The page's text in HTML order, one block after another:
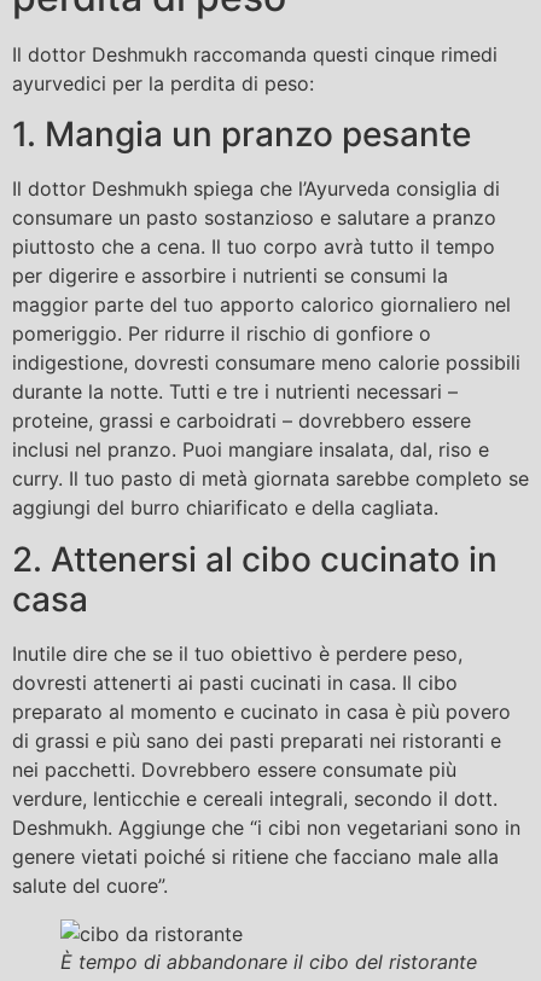
Il dottor Deshmukh raccomanda questi cinque rimedi
ayurvedici per la perdita di peso:
1. Mangia un pranzo pesante
Il dottor Deshmukh spiega che l’Ayurveda consiglia di
consumare un pasto sostanzioso e salutare a pranzo
piuttosto che a cena. Il tuo corpo avrà tutto il tempo
per digerire e assorbire i nutrienti se consumi la
maggior parte del tuo apporto calorico giornaliero nel
pomeriggio. Per ridurre il rischio di gonfiore o
indigestione, dovresti consumare meno calorie possibili
durante la notte. Tutti e tre i nutrienti necessari –
proteine, grassi e carboidrati – dovrebbero essere
inclusi nel pranzo. Puoi mangiare insalata, dal, riso e
curry. Il tuo pasto di metà giornata sarebbe completo se
aggiungi del burro chiarificato e della cagliata.
2. Attenersi al cibo cucinato in
casa
Inutile dire che se il tuo obiettivo è perdere peso,
dovresti attenerti ai pasti cucinati in casa. Il cibo
preparato al momento e cucinato in casa è più povero
di grassi e più sano dei pasti preparati nei ristoranti e
nei pacchetti. Dovrebbero essere consumate più
verdure, lenticchie e cereali integrali, secondo il dott.
Deshmukh. Aggiunge che “i cibi non vegetariani sono in
genere vietati poiché si ritiene che facciano male alla
salute del cuore”.
È tempo di abbandonare il cibo del ristorante